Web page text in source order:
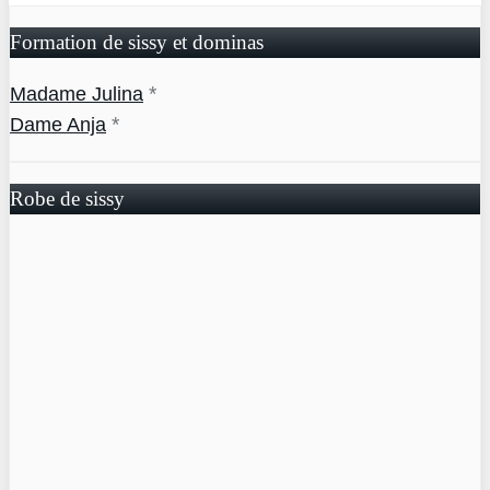
Formation de sissy et dominas
Madame Julina *
Dame Anja *
Robe de sissy